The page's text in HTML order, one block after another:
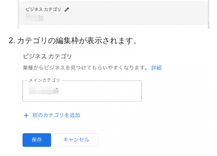
カテゴリの編集枠が表示されます。